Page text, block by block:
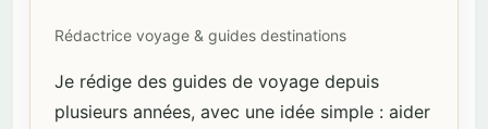
Rédactrice voyage & guides destinations
Je rédige des guides de voyage depuis
plusieurs années, avec une idée simple : aider